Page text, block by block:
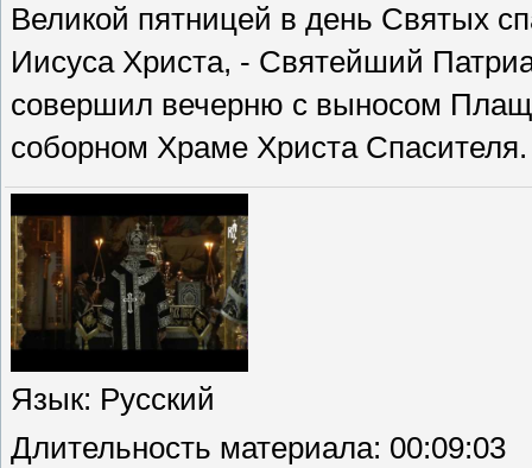
Великой пятницей в день Святых
Иисуса Христа, - Святейший
совершил вечерню с выносом
соборном Храме Христа Спасителя.
Язык: Русский
Длительность материала: 00:09:03